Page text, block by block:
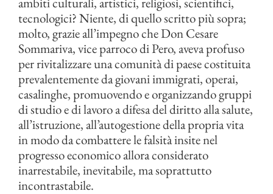
tecnologici? Niente, di quello scritto più sopra;
molto, grazie all’impegno che Don Cesare
Sommariva, vice parroco di Pero, aveva profuso
per rivitalizzare una comunità di paese costituita
prevalentemente da giovani immigrati, operai,
casalinghe, promuovendo e organizzando gruppi
di studio e di lavoro a difesa del diritto alla salute,
all’istruzione, all’autogestione della propria vita
in modo da combattere le falsità insite nel
progresso economico allora considerato
inarrestabile, inevitabile, ma soprattutto
incontrastabile.